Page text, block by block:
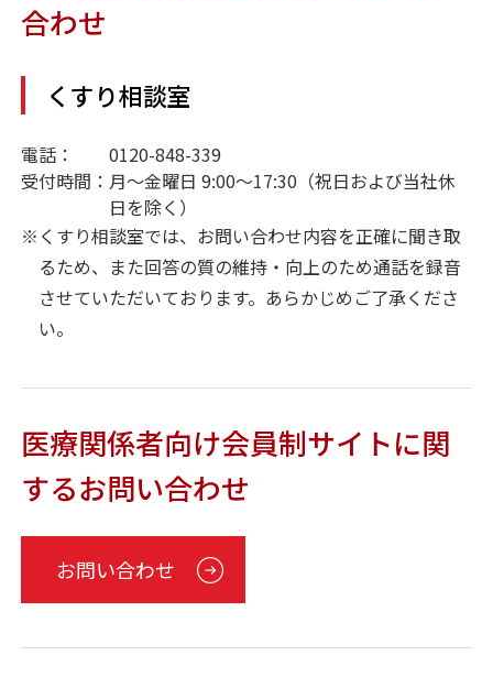
合わせ
くすり相談室
電話：
0120-848-339
受付時間： 月～金曜日 9:00～17:30（祝日および当社休
日を除く）
※ くすり相談室では、お問い合わせ内容を正確に聞き取
るため、また回答の質の維持・向上のため通話を録⾳
させていただいております。あらかじめご了承くださ
い。
医療関係者向け会員制サイトに関
するお問い合わせ
お問い合わせ